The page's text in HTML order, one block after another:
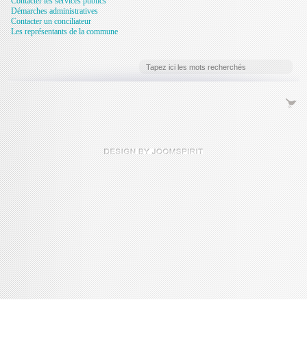
Démarches administratives
Contacter un conciliateur
Les représentants de la commune